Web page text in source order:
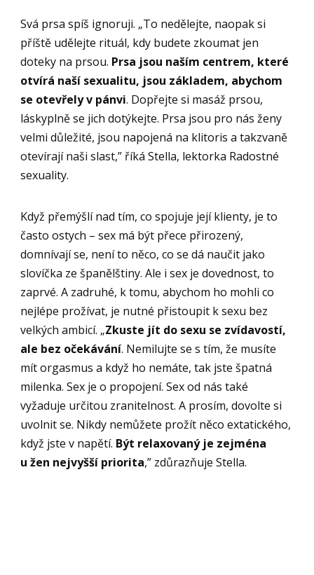
Svá prsa spíš ignoruji. „To nedělejte, naopak si
příště udělejte rituál, kdy budete zkoumat jen
doteky na prsou. Prsa jsou naším centrem, které
otvírá naší sexualitu, jsou základem, abychom
se otevřely v pánvi. Dopřejte si masáž prsou,
láskyplně se jich dotýkejte. Prsa jsou pro nás ženy
velmi důležité, jsou napojená na klitoris a takzvaně
otevírají naši slast,” říká Stella, lektorka Radostné
sexuality.
Když přemýšlí nad tím, co spojuje její klienty, je to
často ostych – sex má být přece přirozený,
domnívají se, není to něco, co se dá naučit jako
slovíčka ze španělštiny. Ale i sex je dovednost, to
zaprvé. A zadruhé, k tomu, abychom ho mohli co
nejlépe prožívat, je nutné přistoupit k sexu bez
velkých ambicí. „Zkuste jít do sexu se zvídavostí,
ale bez očekávání. Nemilujte se s tím, že musíte
mít orgasmus a když ho nemáte, tak jste špatná
milenka. Sex je o propojení. Sex od nás také
vyžaduje určitou zranitelnost. A prosím, dovolte si
uvolnit se. Nikdy nemůžete prožít něco extatického,
když jste v napětí. Být relaxovaný je zejména
u žen nejvyšší priorita,” zdůrazňuje Stella.